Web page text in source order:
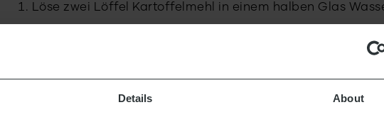
Details About
Löse zwei Löffel Kartoffelmehl in einem halben Glas
Vermische das ganze und koche es auf. Sobald die Soße